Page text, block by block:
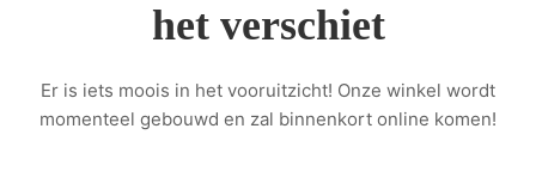
het verschiet
Er is iets moois in het vooruitzicht! Onze winkel wordt
momenteel gebouwd en zal binnenkort online komen!